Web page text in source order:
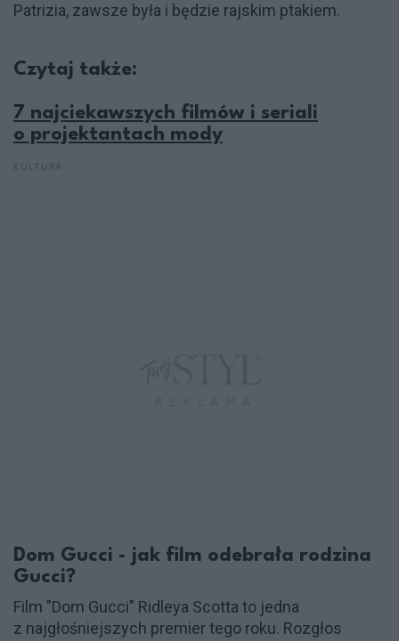
Patrizia, zawsze była i będzie rajskim ptakiem.
Czytaj także:
7 najciekawszych filmów i seriali
o projektantach mody
Dom Gucci - jak film odebrała rodzina
Gucci?
Film "Dom Gucci" Ridleya Scotta to jedna
z najgłośniejszych premier tego roku. Rozgłos